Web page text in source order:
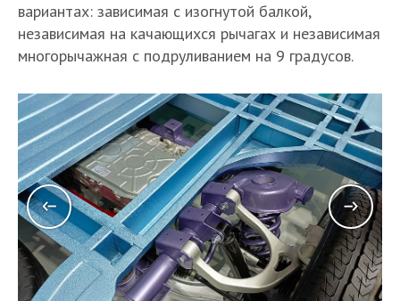
вариантах: зависимая с изогнутой балкой,
независимая на качающихся рычагах и независимая
многорычажная с подруливанием на 9 градусов.